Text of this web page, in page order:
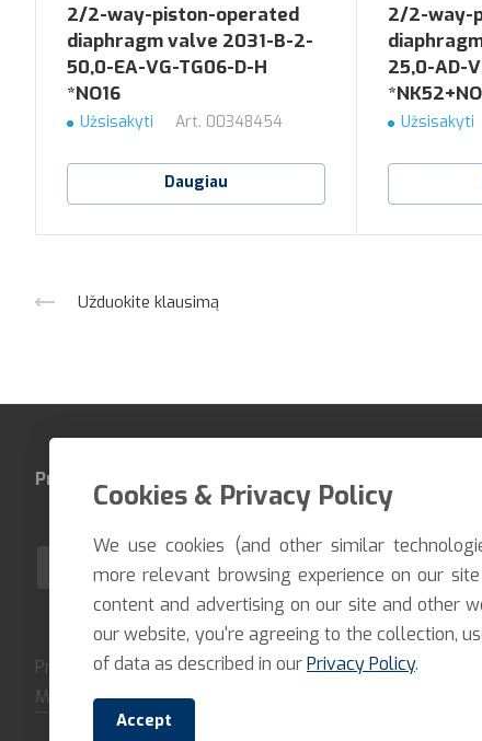
2/2-way-piston-operated
diaphragm valve 2031-B-2-
50,0-EA-VG-TG06-D-H
*NO16
Užsisakyti Art. 00348454
Daugiau
2/2-way-
25,0-AD-
Užsisakyti
Užduokite klausimą
Produktai
LT
Pristatome prekes per trumpiausią įmanomą terminą.
Mūsų įmonė bendradarbiauja tik su patikimais vežėjais
Cookies & Privacy Policy
We use cookies (and other similar
more relevant browsing experience on our
content and advertising on our site and other
our website, you're agreeing to the collection,
of data as described in ourPrivacy Policy.
Accept